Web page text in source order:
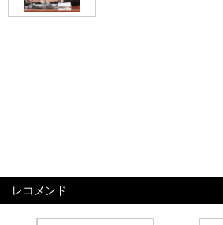
レコメンド